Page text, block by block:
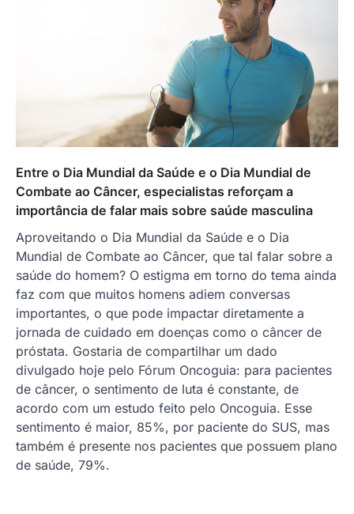
Entre o Dia Mundial da Saúde e o Dia Mundial de
Combate ao Câncer, especialistas reforçam a
importância de falar mais sobre saúde masculina
Aproveitando o Dia Mundial da Saúde e o Dia
Mundial de Combate ao Câncer, que tal falar sobre a
saúde do homem? O estigma em torno do tema ainda
faz com que muitos homens adiem conversas
importantes, o que pode impactar diretamente a
jornada de cuidado em doenças como o câncer de
próstata. Gostaria de compartilhar um dado
divulgado hoje pelo Fórum Oncoguia: para pacientes
de câncer, o sentimento de luta é constante, de
acordo com um estudo feito pelo Oncoguia. Esse
sentimento é maior, 85%, por paciente do SUS, mas
também é presente nos pacientes que possuem plano
de saúde, 79%.